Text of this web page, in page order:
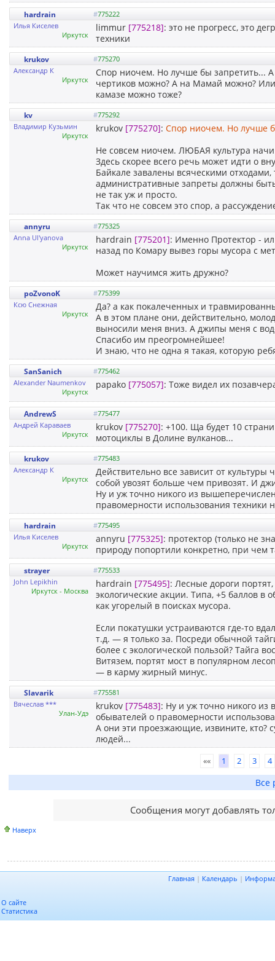
hardrain #775222
Илья Киселев
Иркутск
limmur [775218]: это не прогресс, это
техники
krukov #775270
Александр К
Иркутск
Спор ниочем. Но лучше бы запретить...
чертиков можно? А на Мамай можно?
камазе можно тоже?
kv #775292
Владимир Кузьмин
Иркутск
krukov [775270]: Спор ниочем. Но лучше
Не совсем ниочем. ЛЮБАЯ культура
Здесь скорее всего речь может идти о
Байкале завалены всяческими
административные запреты должны
не так уж и просто.
Так что не совсем это спор, а
annyru #775325
Anna Ul'yanova
Иркутск
hardrain [775201]: Именно Протектор -
назад по Комару вывез горы мусора с
Может научимся жить дружно?
poZvonoK #775399
Ксю Снежная
Иркутск
Да? а как покалеченных и
А в этом плане они, действительно,
выносили меня вниз. А джипы меня с
Спасибо им преогромнейшее!
И знаю, что не одна я такая, которую
SanSanich #775462
Alexander Naumenkov
Иркутск
papako [775057]: Тоже видел их
AndrewS #775477
Андрей Караваев
Иркутск
krukov [775270]: +100. Ща будет 10
мотоциклы в Долине вулканов...
krukov #775483
Александр К
Иркутск
Действительно все зависит от культуры
собой увозят больше чем привозят. И
Ну и уж точно никого из
правомерности использования техники
hardrain #775495
Илья Киселев
Иркутск
annyru [775325]: протектор (только не
природу попортили конкретно, при чем
strayer #775533
John Lepikhin
Иркутск - Москва
hardrain [775495]: Лесные дороги
экологические акции. Типа, +5 баллов
как угорелый в поисках мусора.
Если покатушки устраиваются где-то
т.д. — я только за. Посреди обычной
более с экологической пользой? Тайга
Витязем, портят мост в популярном
— в карму жирный минус.
Slavarik #775581
Вячеслав ***
Улан-Удэ
krukov [775483]: Ну и уж точно никого
обывателей о правомерности
А они эти проезжающие, извините, кто?
людей...
«« 1 2 3 4
Все
Сообщения могут добавлять
Наверх
Главная | Календарь |
О сайте
Статистика